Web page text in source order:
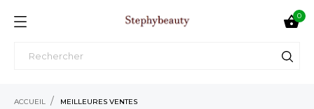
0
ACCUEIL MEILLEURES VENTES